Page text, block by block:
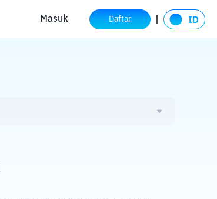
Masuk Daftar